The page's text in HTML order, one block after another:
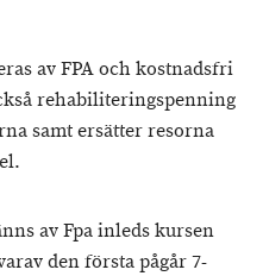
av FPA och kostnadsfri
rehabiliteringspenning
samt ersätter resorna
av Fpa inleds kursen
den första pågår 7-